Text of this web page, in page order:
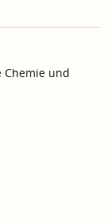
Chemie und